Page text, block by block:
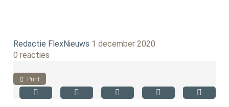
Redactie FlexNieuws 1 december 2020
0 reacties
Print